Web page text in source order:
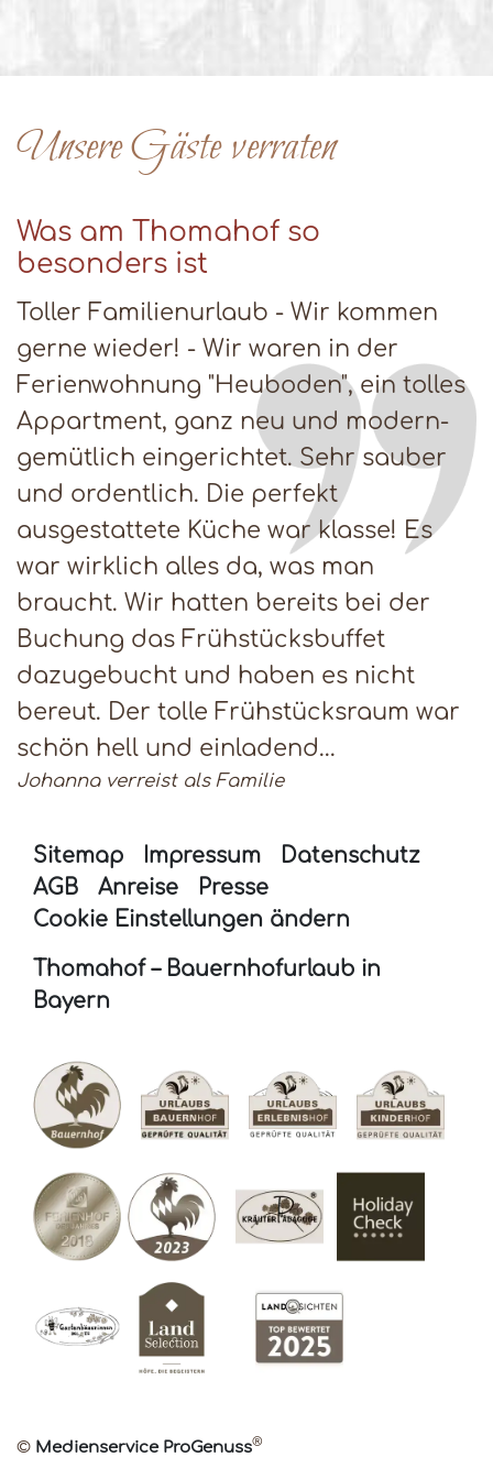
Unsere Gäste verraten
Was am Thomahof so
besonders ist
Toller Familienurlaub - Wir kommen
gerne wieder! - Wir waren in der
Ferienwohnung "Heuboden", ein tolles
Appartment, ganz neu und modern-
gemütlich eingerichtet. Sehr sauber
und ordentlich. Die perfekt
ausgestattete Küche war klasse! Es
war wirklich alles da, was man
braucht. Wir hatten bereits bei der
Buchung das Frühstücksbuffet
dazugebucht und haben es nicht
bereut. Der tolle Frühstücksraum war
schön hell und einladend...
Johanna verreist als Familie
Sitemap Impressum
Datenschutz
AGB
Anreise
Presse
Cookie Einstellungen ändern
Thomahof – Bauernhofurlaub in
Bayern
© Medienservice ProGenuss®